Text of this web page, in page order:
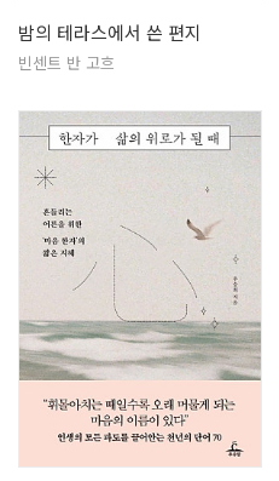
밤의 테라스에서 쓴 편지
빈센트 반 고흐